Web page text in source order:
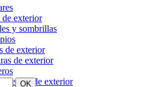
de exterior
y sombrillas
de exterior
de exterior
de exterior